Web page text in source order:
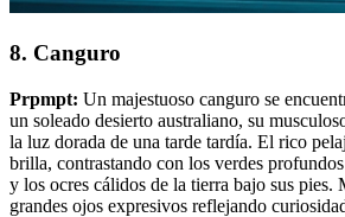
8. Canguro
Prpmpt: Un majestuoso canguro se
un soleado desierto australiano, su
la luz dorada de una tarde tardía. El rico
brilla, contrastando con los verdes
y los ocres cálidos de la tierra bajo sus pies.
grandes ojos expresivos reflejando